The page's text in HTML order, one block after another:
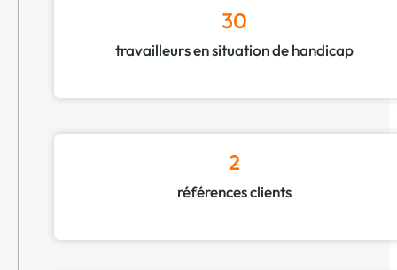
30
travailleurs en situation de handicap
2
références clients